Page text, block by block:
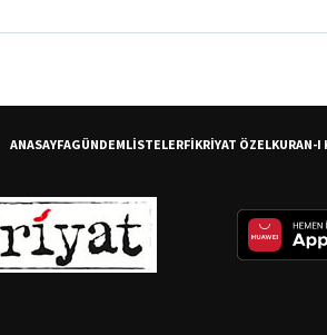
ANASAYFAGÜNDEMLİSTELERFİKRİYAT ÖZELKURAN-I